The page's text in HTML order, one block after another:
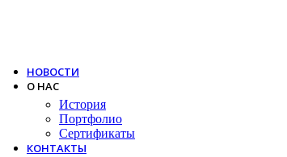
НОВОСТИ
О НАС
История
Портфолио
Сертификаты
КОНТАКТЫ